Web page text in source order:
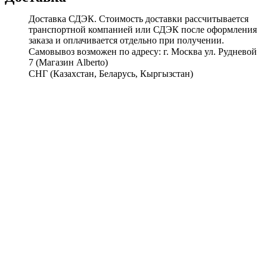
Доставка СДЭК. Стоимость доставки рассчитывается
транспортной компанией или СДЭК после оформления
заказа и оплачивается отдельно при получении.
Самовывоз возможен по адресу: г. Москва ул. Рудневой
7 (Магазин Alberto)
СНГ (Казахстан, Беларусь, Кыргызстан)